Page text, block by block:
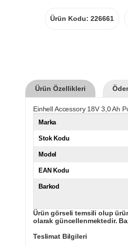
Ürün Kodu: 226661
Ürün Özellikleri
Einhell Accessory 18V 3,0 Ah
Marka
Stok Kodu
Model
EAN Kodu
Barkod
Ürün görseli temsili olup
olarak güncellenmektedir.
Teslimat Bilgileri